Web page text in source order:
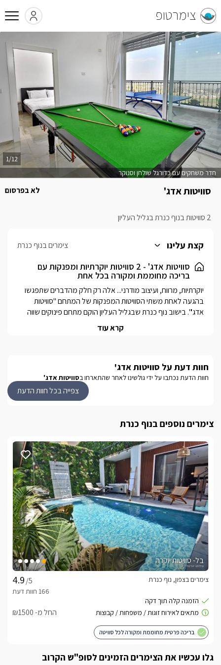
צימרטופ
סוויטות אדג'
2 סוויטות בנוף כנרת בגליל העליון
לא בפרסום
חדר משחקים עם כדורגל שולחן וסנוקר
1/12
קצת עלינו צימרים בנוף כנרת
סוויטות אדג' - 2 סוויטות יוקרתיות ומפנקות עם
בריכה מחוממת ומקורה בכל אחת
לוהט ומפנק, כשלצידו בריכת שחייה מחוממת ומקורה בחודשי
החורף, עם מרפסת נוף קסומה אל נוף ירוק ונעים.
הסוויטות
בכניסתכם אל כל אחת משתי הסוויטות המופלאות תגלו סלון ישיבה
הגדולה ניצבות שתי כורסאות בצבע טורקיז. עם שולחנות קפה
מעוצבים ואקססוריז שווים לריהוט תרגישו בווילת חלומות, עם
טלוויזיה חדישה חכמה מחוברת לאינטרנט אלחוטי ולכבלי YES.בגב
הסלון נמצא המטבח המאובזר, עם תנור אפיה, מיקרוגל, מקרר
גדול, כיריים, מתקן בר מים ועוד. בחדר השינה של כל אחת
מהסוויטות תגלו מיטה רכה ואיכותית בגוון שחור, עליה מזרן איכותי
מוצע במצעים רכים ונעימים בגוונים בהירים. עם חלון הצופה אל
הנוף, טלוויזיה חדישה גם כן מחוברת לכבלי YES, ואביזרים עיצוביים
שאי אפשר להתעלם מהם.... בחדר הרחצה תמצאו שירותים, אמבט
עם מקלחון שקוף/ מקלחון עמידה מרווח, שם גם יחכו לכם מגבות
איכותיות, סבונים ועוד תמרוקי רחצה. *למתחם במשותף חדר אוכל
משחקים מקורה עם סנוקר, כדורגל שולחן, טרמפולינה לילדים
ושולחן פינג פונג
איזור החוץ
קרא עוד
חוות דעת על סוויטות אדג'
חוות הדעת נכתבו על ידי גולשינו לאחר שהתארחו בסוויטות אדג'
צפייה בכל חוות הדעת
צימרים נוספים בנוף כנרת
בל- סוויטות יוקרה
/5
צימרים בצפון, נוף כנרת
החל מ- ₪1500
בריכה פרטית מחוממת ומקורה לכל סוויטה
גלו עכשיו את הצימרים הזמינים לסופ"ש הקרוב